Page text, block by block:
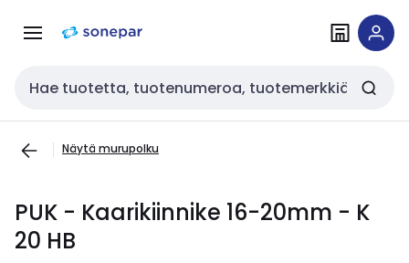
navigointiinsisältöön
Haku
Näytä murupolku
PUK - Kaarikiinnike 16-20mm - K
20 HB